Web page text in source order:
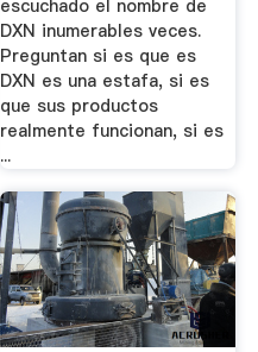
escuchado el nombre de
DXN inumerables veces.
Preguntan si es que es
DXN es una estafa, si es
que sus productos
realmente funcionan, si es
...